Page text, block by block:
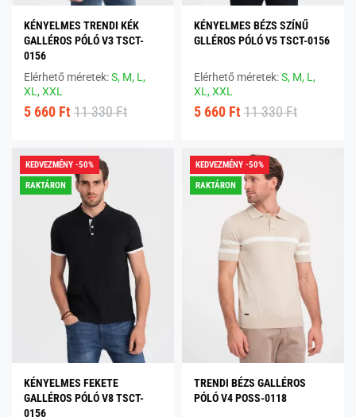
KÉNYELMES TRENDI KÉK
GALLÉROS PÓLÓ V3 TSCT-
0156
Elérhető méretek:S, M, L,
XL,XXL
5 660 Ft 11 330 Ft
KÉNYELMES BÉZS SZÍNŰ
GLLÉROS PÓLÓ V5 TSCT-0156
Elérhető méretek:S, M, L,
XL,XXL
5 660 Ft 11 330 Ft
KEDVEZMÉNY -50%
RAKTÁRON
KÉNYELMES FEKETE
GALLÉROS PÓLÓ V8 TSCT-
0156
KEDVEZMÉNY -50%
RAKTÁRON
TRENDI BÉZS GALLÉROS
PÓLÓ V4 POSS-0118